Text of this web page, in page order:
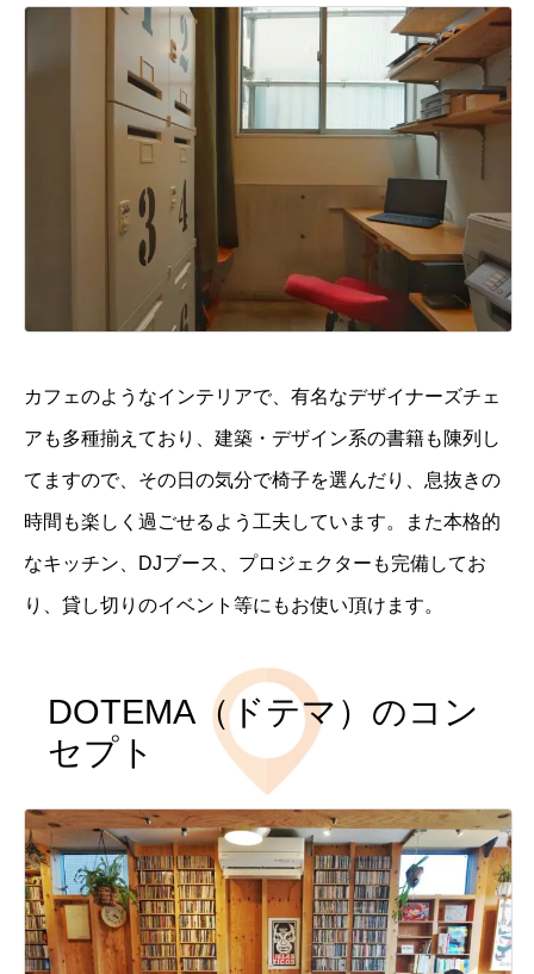
カフェのようなインテリアで、有名なデザイナーズチェ
アも多種揃えており、建築・デザイン系の書籍も陳列し
てますので、その日の気分で椅子を選んだり、息抜きの
時間も楽しく過ごせるよう工夫しています。また本格的
なキッチン、DJブース、プロジェクターも完備してお
り、貸し切りのイベント等にもお使い頂けます。
DOTEMA（ドテマ）のコン
セプト